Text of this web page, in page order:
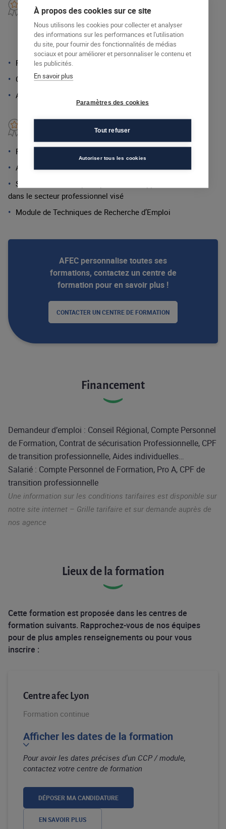
CCP 2 : Vendre en face-à-
face des produits et des
services référencés aux
entreprises et aux
particuliers
Représenter l’entreprise et valoriser son image
Conduire un entretien de vente
Assurer le suivi de ses ventes
programme de formation
Fidéliser son portefeuille client
Accompagnement et préparation à la certification
Sensibilisation aux principes de développement durable
dans le secteur professionnel visé
Module de Techniques de Recherche d’Emploi
AFEC personnalise toutes ses
formations, contactez un centre de
formation pour en savoir plus !
CONTACTER UN CENTRE DE FORMATION
Financement
Demandeur d’emploi : Conseil Régional, Compte Personnel
de Formation, Contrat de sécurisation Professionnelle, CPF
de transition professionnelle, Aides individuelles…
Salarié : Compte Personnel de Formation, Pro A, CPF de
transition professionnelle
Une information sur les conditions tarifaires est disponible sur
notre site internet – Grille tarifaire et sur demande auprès de
nos agence
Lieux de la formation
Cette formation est proposée dans les centres de
formation suivants. Rapprochez-vous de nos équipes
pour de plus amples renseignements ou pour vous
inscrire :
Centre afec Lyon
Formation continue
Afficher les dates de la formation
Pour avoir les dates précises d'un CCP / module,
contactez votre centre de formation
DÉPOSER MA CANDIDATURE
EN SAVOIR PLUS
À propos des cookies sur ce site
Nous utilisons les cookies pour collecter et analyser
des informations sur les performances et l'utilisation
du site, pour fournir des fonctionnalités de médias
sociaux et pour améliorer et personnaliser le contenu et
les publicités.
En savoir plus
Paramètres des cookies
Tout refuser
Autoriser tous les cookies